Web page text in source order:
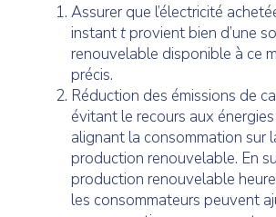
Assurer que l’électricité
instanttprovient bien d’une
renouvelable disponible à ce
précis.
Réduction des émissions de
évitant le recours aux
alignant la consommation sur
production renouvelable. En
production renouvelable
les consommateurs peuvent